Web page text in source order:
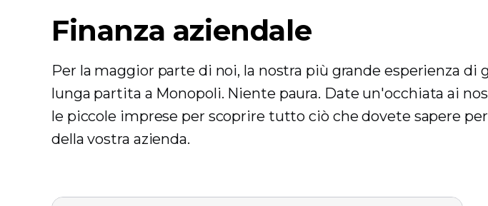
Finanza aziendale
Per la maggior parte di noi, la nostra più grande esperienza di
lunga partita a Monopoli. Niente paura. Date un'occhiata ai
le piccole imprese per scoprire tutto ciò che dovete sapere
della vostra azienda.